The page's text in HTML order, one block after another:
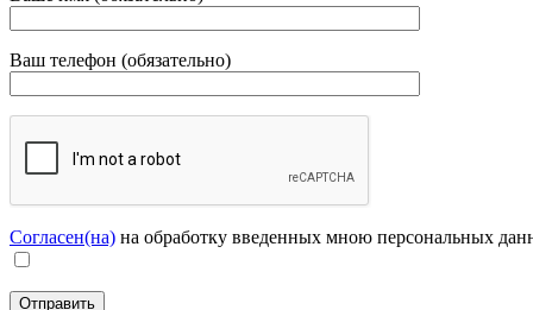
Ваш телефон (обязательно)
Согласен(на) на обработку введенных мною персональных